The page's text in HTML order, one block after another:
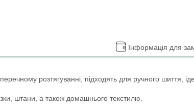
Інформація для
розтягуванні, підходять для ручного шиття,
штани, а також домашнього текстилю.